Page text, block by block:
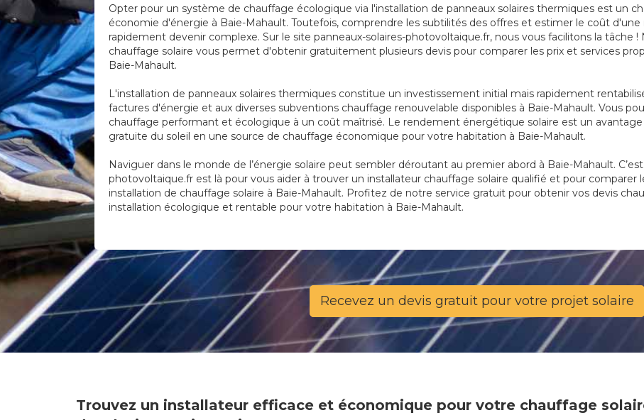
Opter pour un système de chauffage écologique via l'installation de panneaux solaires thermiques est un
économie d'énergie à Baie-Mahault. Toutefois, comprendre les subtilités des offres et estimer le coût
rapidement devenir complexe. Sur le site panneaux-solaires-photovoltaique.fr, nous vous facilitons la tâche
chauffage solaire vous permet d'obtenir gratuitement plusieurs devis pour comparer les prix et services
Baie-Mahault.
L'installation de panneaux solaires thermiques constitue un investissement initial mais rapidement
factures d'énergie et aux diverses subventions chauffage renouvelable disponibles à Baie-Mahault. Vous
chauffage performant et écologique à un coût maîtrisé. Le rendement énergétique solaire est un avantage
gratuite du soleil en une source de chauffage économique pour votre habitation à Baie-Mahault.
Naviguer dans le monde de l’énergie solaire peut sembler déroutant au premier abord à Baie-Mahault.
photovoltaique.fr est là pour vous aider à trouver un installateur chauffage solaire qualifié et pour comparer
installation de chauffage solaire à Baie-Mahault. Profitez de notre service gratuit pour obtenir vos devis
installation écologique et rentable pour votre habitation à Baie-Mahault.
Recevez un devis gratuit pour votre projet solaire
Trouvez un installateur efficace et économique pour votre chauffage